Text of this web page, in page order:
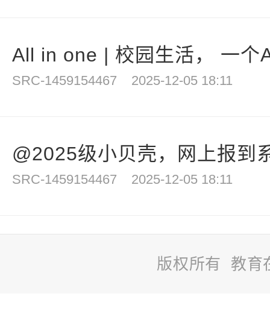
All in one | 校园生活， 一个
SRC-1459154467 2025-12-05 18:11
@2025级小贝壳，网上报到
SRC-1459154467 2025-12-05 18:11
版权所有 教育